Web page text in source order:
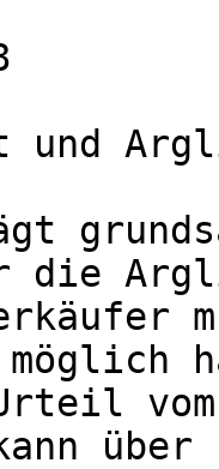
und
die
möglich
Urteil